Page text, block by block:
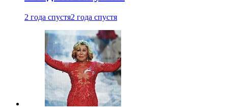
2 года спустя2 года спустя